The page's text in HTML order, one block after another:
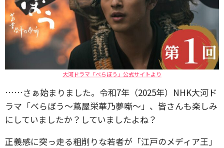
大河ドラマ「べらぼう」公式サイトより
……さぁ始まりました。令和7年（2025年）NHK大河ド
ラマ「べらぼう～蔦屋栄華乃夢噺～」、皆さんも楽しみ
にしていましたか？していましたよね？
正義感に突っ走る粗削りな若者が「江戸のメディア王」